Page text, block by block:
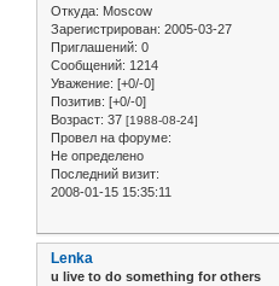
Откуда: Moscow
Зарегистрирован: 2005-03-27
Приглашений: 0
Сообщений: 1214
Уважение: [+0/-0]
Позитив: [+0/-0]
Возраст: 37 [1988-08-24]
Провел на форуме:
Не определено
Последний визит:
2008-01-15 15:35:11
Lenka
u live to do something for others